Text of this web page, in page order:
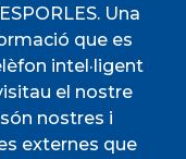
DEL
Una
que es
intel·ligent
el nostre
nostres i
externes que